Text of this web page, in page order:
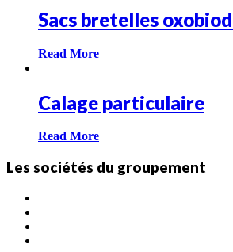
Sacs bretelles
Read More
Calage particulaire
Read More
Les sociétés du groupement